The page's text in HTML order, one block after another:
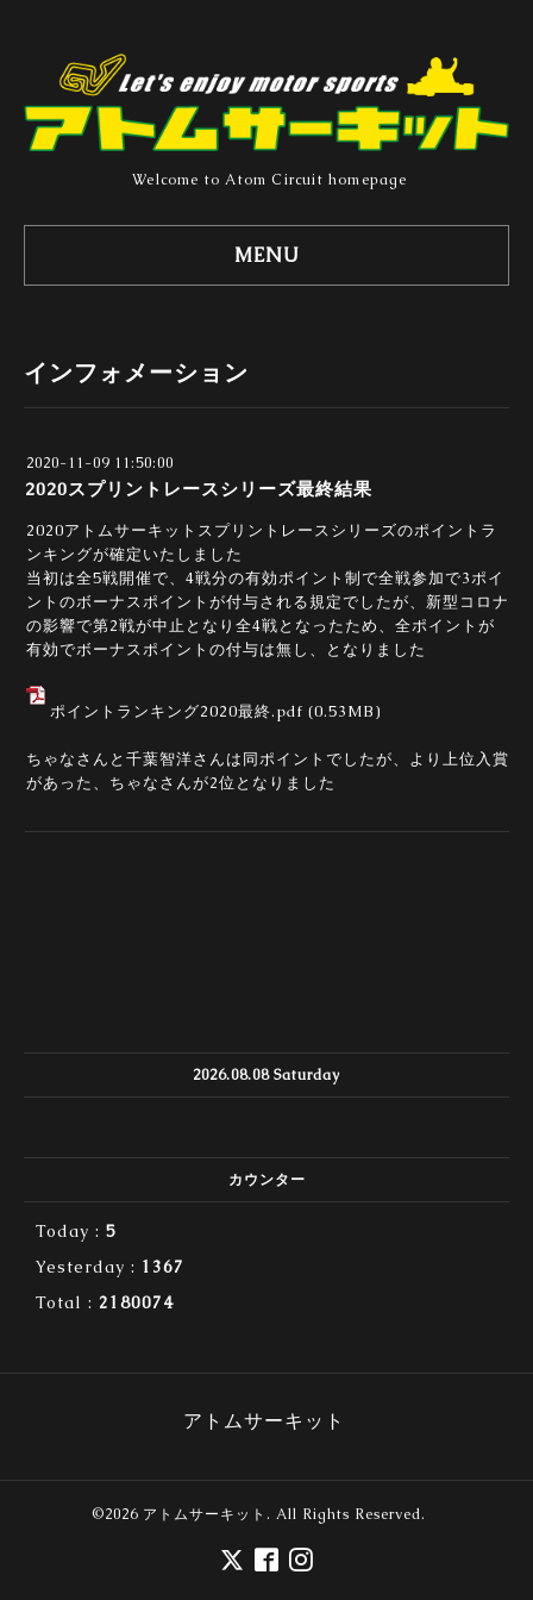
Welcome to Atom Circuit homepage
MENU
インフォメーション
2020-11-09 11:50:00
2020スプリントレースシリーズ最終結果
2020アトムサーキットスプリントレースシリーズのポイントラ
ンキングが確定いたしました
当初は全5戦開催で、4戦分の有効ポイント制で全戦参加で3ポイ
ントのボーナスポイントが付与される規定でしたが、新型コロナ
の影響で第2戦が中止となり全4戦となったため、全ポイントが
有効でボーナスポイントの付与は無し、となりました
ポイントランキング2020最終.pdf (0.53MB)
ちゃなさんと千葉智洋さんは同ポイントでしたが、より上位入賞
があった、ちゃなさんが2位となりました
2026.08.08 Saturday
カウンター
Today : 5
Yesterday : 1367
Total : 2180074
アトムサーキット
©2026 アトムサーキット . All Rights Reserved.